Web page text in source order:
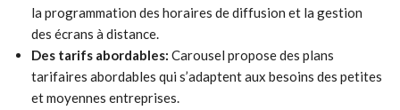
la programmation des horaires de diffusion et la gestion
des écrans à distance.
Des tarifs abordables: Carousel propose des plans
tarifaires abordables qui s’adaptent aux besoins des petites
et moyennes entreprises.